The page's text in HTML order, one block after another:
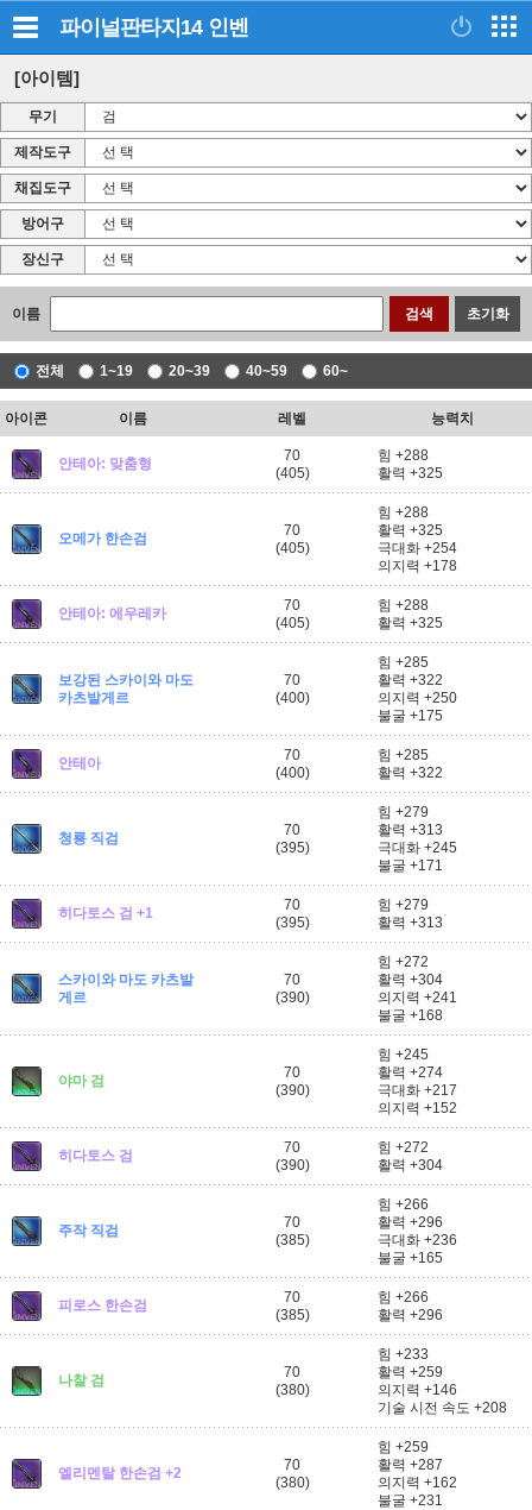
파이널판타지14 인벤
[아이템]
무기
제작도구
채집도구
방어구
장신구
이름 검색 초기화
전체 1~19 20~39 40~59 60~
아이콘 이름 레벨 능력치
안테아: 맞춤형
70
(405)
힘 +288
활력 +325
오메가 한손검
70
(405)
힘 +288
활력 +325
극대화 +254
의지력 +178
안테아: 에우레카
70
(405)
힘 +288
활력 +325
보강된 스카이와 마도
카츠발게르
70
(400)
힘 +285
활력 +322
의지력 +250
불굴 +175
안테아
70
(400)
힘 +285
활력 +322
청룡 직검
70
(395)
힘 +279
활력 +313
극대화 +245
불굴 +171
히다토스 검 +1
70
(395)
힘 +279
활력 +313
스카이와 마도 카츠발
게르
70
(390)
힘 +272
활력 +304
의지력 +241
불굴 +168
야마 검
70
(390)
힘 +245
활력 +274
극대화 +217
의지력 +152
히다토스 검
70
(390)
힘 +272
활력 +304
주작 직검
70
(385)
힘 +266
활력 +296
극대화 +236
불굴 +165
피로스 한손검
70
(385)
힘 +266
활력 +296
나찰 검
70
(380)
힘 +233
활력 +259
의지력 +146
기술 시전 속도 +208
엘리멘탈 한손검 +2
70
(380)
힘 +259
활력 +287
의지력 +162
불굴 +231